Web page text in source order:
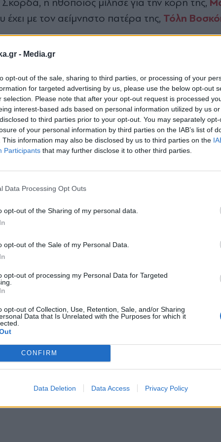
- Media.gr
opt-out of the sale, sharing to third parties, or processing of your
for targeted advertising by us, please use the below opt-out
selection. Please note that after your opt-out request is processed
interest-based ads based on personal information utilized by us
to third parties prior to your opt-out. You may separately
of your personal information by third parties on the IAB’s list of
This information may also be disclosed by us to third parties on the
Participants that may further disclose it to other third parties.
Data Processing Opt Outs
opt-out of the Sharing of my personal data.
opt-out of the Sale of my Personal Data.
opt-out of processing my Personal Data for Targeted
opt-out of Collection, Use, Retention, Sale, and/or Sharing
Data that Is Unrelated with the Purposes for which it
CONFIRM
Data Deletion Data Access Privacy Policy
η ηθοποιός μίλησε για την κόρη της,
έχει με τον αείμνηστο πατέρα της, Τόλη
και εξωτερικά, αλλά και σε σημεία του
εσωτερική δύναμη. Ο Τόλης ήταν τόσο
και η Μαρία, νομίζω έχει αυτό το κράμα»,
επιμονή και το πείσμα μου. Η Μαρία έχει τα
ρίζες και φτερά, για να πάνε όπου θέλουν
Είναι σαν οδηγός μέσα στο μυαλό της.
αφορούν μπορεί να τα αναλύσει εκείνη την
τουρισμός δεν είναι μόνο το καλοκαίρι,
του υπαίθριου τουρισμού, των
«Γης της Ελιάς», η Άντζελα Γκερέκου
«Η Αθηνά είναι μία γυναίκα που παρ’ όλες τις
στέκεται ξανά και ξανά στα πόδια της.
της. Της συγχώρεσα πολλά από αυτά που
newsletter
Αποδέχομαι τουςόρους χρήσης